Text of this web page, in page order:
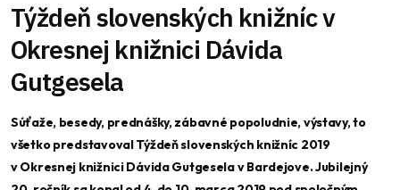
Týždeň slovenských knižníc v
Okresnej knižnici Dávida
Gutgesela
Súťaže, besedy, prednášky, zábavné popoludnie, výstavy, to
všetko predstavoval Týždeň slovenských knižníc 2019
v Okresnej knižnici Dávida Gutgesela v Bardejove. Jubilejný